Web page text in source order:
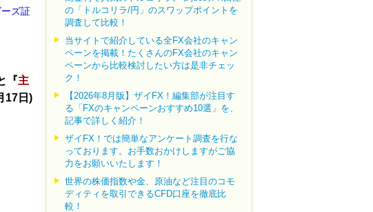
ーズ証
『主
17日)
の「トルコリラ/円」のスワップポイントを
調査して比較！
当サイトで紹介している全FX会社のキャン
ペーンを掲載！たくさんのFX会社のキャン
ペーンから比較検討したい方は是非チェッ
ク！
【2026年8月版】ザイFX！編集部が注目す
る「FXのキャンペーンおすすめ10選」を、
記事で詳しく紹介！
ザイFX！では簡単なアンケート調査を行な
っております。お手数おかけしますがご協
力をお願いいたします！
世界の株価指数や金、原油など注目のコモ
ディティを取引できるCFD口座を徹底比
較！